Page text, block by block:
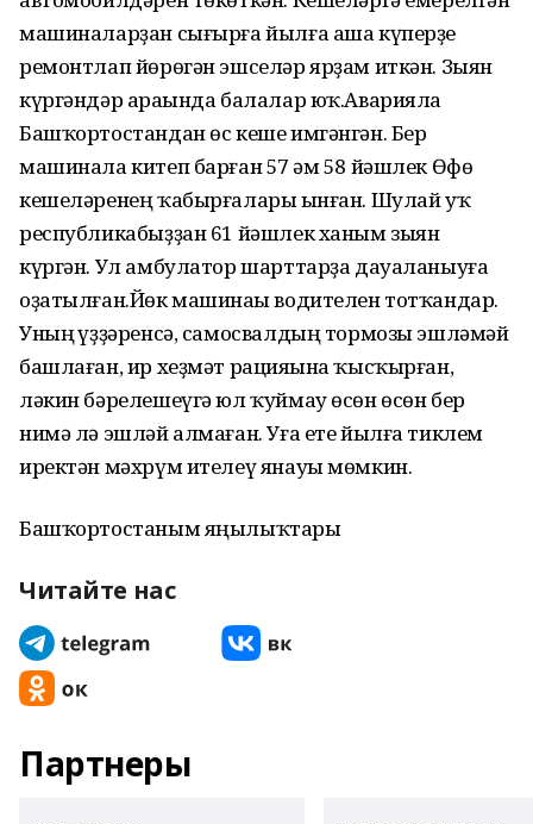
машиналарҙан сығырға йылға аша күперҙе
ремонтлап йөрөгән эшселәр ярҙам иткән. Зыян
күргәндәр араһында балалар юҡ.Аварияла
Башҡортостандан өс кеше имгәнгән. Бер
машинала китеп барған 57 һәм 58 йәшлек Өфө
кешеләренең ҡабырғалары һынған. Шулай уҡ
республикабыҙҙан 61 йәшлек ханым зыян
күргән. Ул амбулатор шарттарҙа дауаланыуға
оҙатылған.Йөк машинаһы водителен тотҡандар.
Уның һүҙҙәренсә, самосвалдың тормозы эшләмәй
башлаған, ир хеҙмәт рацияһына ҡысҡырған,
ләкин бәрелешеүгә юл ҡуймау өсөн өсөн бер
нимә лә эшләй алмаған. Уға ете йылға тиклем
иректән мәхрүм ителеү янауы мөмкин.
Башҡортостаным яңылыҡтары
Читайте нас
Партнеры